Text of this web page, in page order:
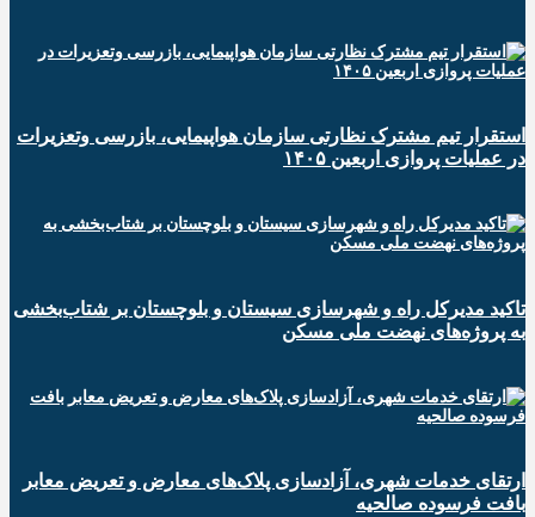
استقرار تیم مشترک نظارتی سازمان هواپیمایی، بازرسی وتعزیرات
در عملیات پروازی اربعین ۱۴۰۵
تاکید مدیرکل راه و شهرسازی سیستان و بلوچستان بر شتاب‌بخشی
به پروژه‌های نهضت ملی مسکن
ارتقای خدمات شهری، آزادسازی پلاک‌های معارض و تعریض معابر
بافت فرسوده صالحیه